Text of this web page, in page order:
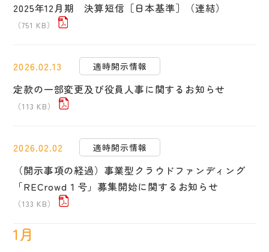
2025年12月期 決算短信［日本基準］（連結）
（751 KB）
2026.02.13 適時開示情報
定款の一部変更及び役員人事に関するお知らせ
（113 KB）
2026.02.02 適時開示情報
（開示事項の経過）事業型クラウドファンディング
「RECrowd１号」募集開始に関するお知らせ
（133 KB）
1月